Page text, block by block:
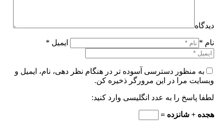
دیدگاه
نام * ایمیل *
به منظور دسترسی آسوده تر در هنگام نظر دهی، نام، ایمیل و
وبسایت مرا در این مرورگر ذخیره کن.
لطفا پاسخ را به عدد انگلیسی وارد کنید:
هجده + شانزده =